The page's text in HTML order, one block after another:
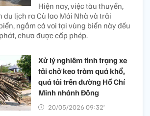
Hiện nay, việc tàu thuyền,
du lịch ra Cù lao Mái Nhà và trải
ngắm cá voi tại vùng biển này đều
chưa được cấp phép.
Xử lý nghiêm tình trạng xe
tải chở keo tràm quá khổ,
quá tải trên đường Hồ Chí
Minh nhánh Đông
20/05/2026 09:32’